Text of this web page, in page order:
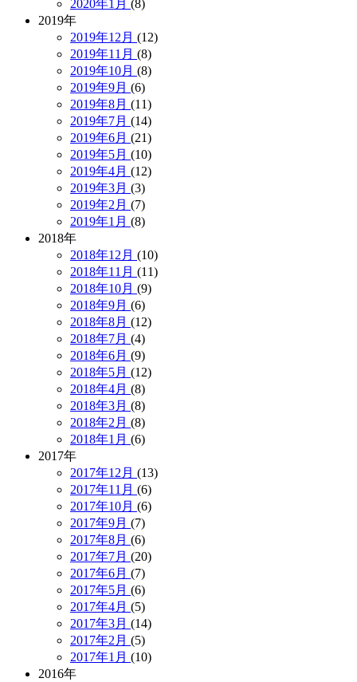
2020年1月 (8)
2019年
2019年12月 (12)
2019年11月 (8)
2019年10月 (8)
2019年9月 (6)
2019年8月 (11)
2019年7月 (14)
2019年6月 (21)
2019年5月 (10)
2019年4月 (12)
2019年3月 (3)
2019年2月 (7)
2019年1月 (8)
2018年
2018年12月 (10)
2018年11月 (11)
2018年10月 (9)
2018年9月 (6)
2018年8月 (12)
2018年7月 (4)
2018年6月 (9)
2018年5月 (12)
2018年4月 (8)
2018年3月 (8)
2018年2月 (8)
2018年1月 (6)
2017年
2017年12月 (13)
2017年11月 (6)
2017年10月 (6)
2017年9月 (7)
2017年8月 (6)
2017年7月 (20)
2017年6月 (7)
2017年5月 (6)
2017年4月 (5)
2017年3月 (14)
2017年2月 (5)
2017年1月 (10)
2016年